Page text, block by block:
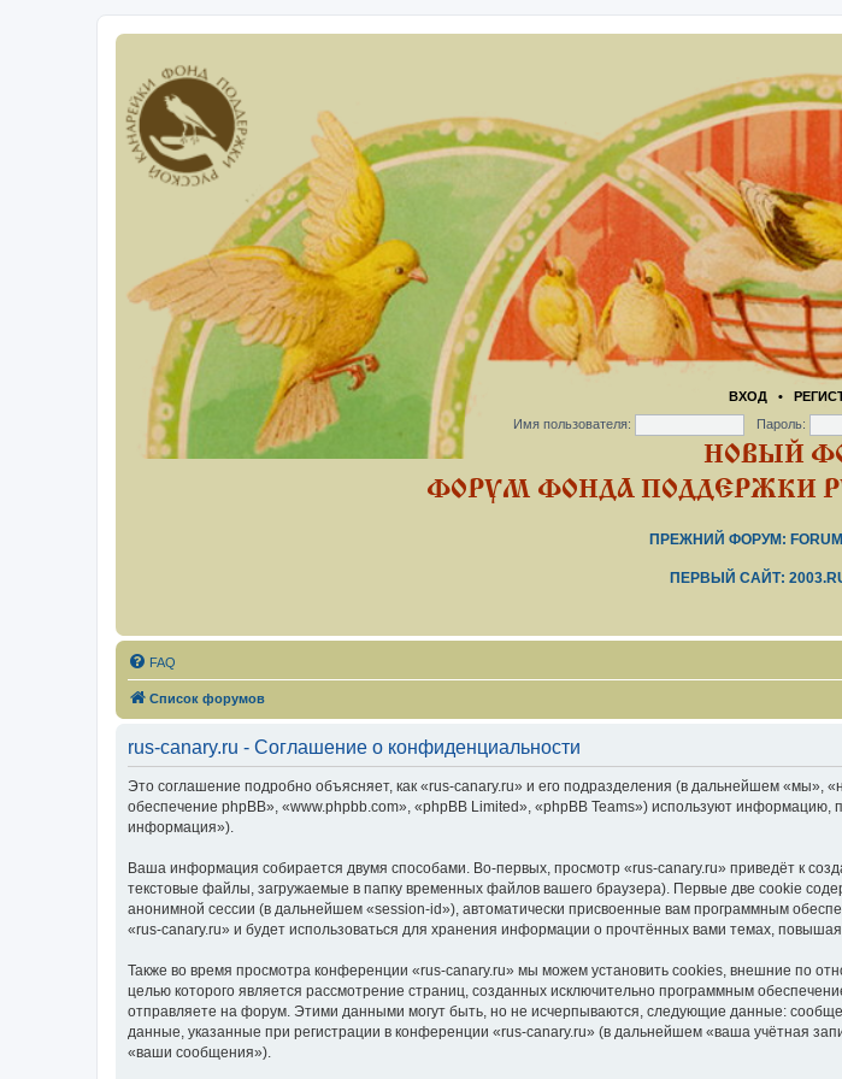
ВХОД•
Имя пользователя:
Пароль:
НОВЫЙ
ФОРУМ ФОНДА ПОДДЕРЖКИ
ПРЕЖНИЙ ФОРУМ:
ПЕРВЫЙ САЙТ:
FAQ
Список форумов
rus-canary.ru - Соглашение о конфиденциальности
Это соглашение подробно объясняет, как «rus-canary.ru» и его подразделения (в дальнейшем
обеспечение phpBB», «www.phpbb.com», «phpBB Limited», «phpBB Teams») используют
информация»).
Ваша информация собирается двумя способами. Во-первых, просмотр «rus-canary.ru» приведёт к
текстовые файлы, загружаемые в папку временных файлов вашего браузера). Первые две cookie
анонимной сессии (в дальнейшем «session-id»), автоматически присвоенные вам программным
«rus-canary.ru» и будет использоваться для хранения информации о прочтённых вами темах,
Также во время просмотра конференции «rus-canary.ru» мы можем установить cookies, внешние по
целью которого является рассмотрение страниц, созданных исключительно программным
отправляете на форум. Этими данными могут быть, но не исчерпываются, следующие данные:
данные, указанные при регистрации в конференции «rus-canary.ru» (в дальнейшем «ваша учётная
«ваши сообщения»).